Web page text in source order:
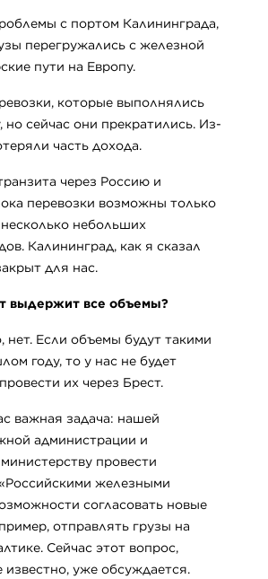
с портом Калининграда,
перегружались с железной
пути на Европу.
которые выполнялись
но сейчас они прекратились. Из-
часть дохода.
через Россию и
перевозки возможны только
небольших
Калининград, как я сказал
для нас.
выдержит все объемы?
нет. Если объемы будут такими
году, то у нас не будет
их через Брест.
важная задача: нашей
администрации и
провести
железными
согласовать новые
отправлять грузы на
Сейчас этот вопрос,
известно, уже обсуждается.